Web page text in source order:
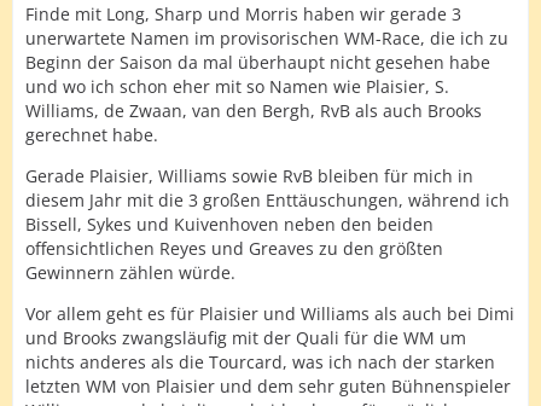
Finde mit Long, Sharp und Morris haben wir gerade 3
unerwartete Namen im provisorischen WM-Race, die ich zu
Beginn der Saison da mal überhaupt nicht gesehen habe
und wo ich schon eher mit so Namen wie Plaisier, S.
Williams, de Zwaan, van den Bergh, RvB als auch Brooks
gerechnet habe.
Gerade Plaisier, Williams sowie RvB bleiben für mich in
diesem Jahr mit die 3 großen Enttäuschungen, während ich
Bissell, Sykes und Kuivenhoven neben den beiden
offensichtlichen Reyes und Greaves zu den größten
Gewinnern zählen würde.
Vor allem geht es für Plaisier und Williams als auch bei Dimi
und Brooks zwangsläufig mit der Quali für die WM um
nichts anderes als die Tourcard, was ich nach der starken
letzten WM von Plaisier und dem sehr guten Bühnenspieler